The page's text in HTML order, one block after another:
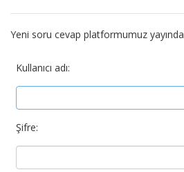
Yeni soru cevap platformumuz yayında
Kullanıcı adı:
Şifre: